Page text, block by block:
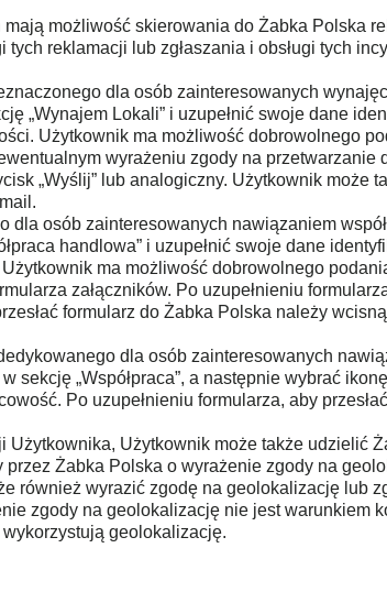
możliwość skierowania do Żabka Polska
reklamacji lub zgłaszania i obsługi tych
dla osób zainteresowanych
„Wynajem Lokali” i uzupełnić swoje dane
Użytkownik ma możliwość dobrowolnego
wyrażeniu zgody na przetwarzanie
„Wyślij” lub analogiczny. Użytkownik może
osób zainteresowanych nawiązaniem
handlowa” i uzupełnić swoje dane
ma możliwość dobrowolnego
załączników. Po uzupełnieniu
formularz do Żabka Polska należy
dla osób zainteresowanych
„Współpraca”, a następnie wybrać ikonę
Po uzupełnieniu formularza, aby
Użytkownik może także udzielić
Żabka Polska o wyrażenie zgody na
również wyrazić zgodę na geolokalizację lub
zgody na geolokalizację nie jest warunkiem
geolokalizację.